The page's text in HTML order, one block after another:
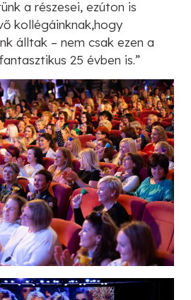
a részesei, ezúton is
kollégáinknak,hogy
álltak – nem csak ezen a
25 évben is.”